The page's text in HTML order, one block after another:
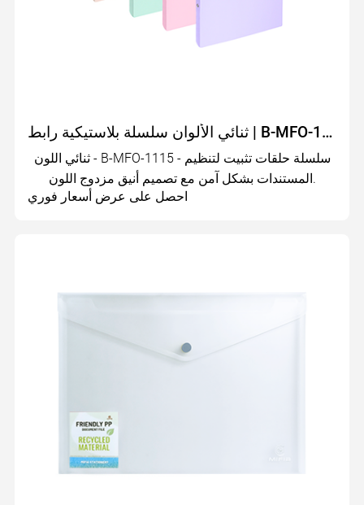
ثنائي الألوان سلسلة بلاستيكية رابط | B-MFO-11115
ثنائي اللون - B-MFO-1115 - سلسلة حلقات تثبيت لتنظيم
المستندات بشكل آمن مع تصميم أنيق مزدوج اللون.
احصل على عرض أسعار فوري